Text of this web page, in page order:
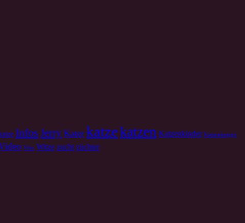
Infos Jerry Kater katzekatzen Katzenkinder Katzenknigge
Witz Witze zucht züchter